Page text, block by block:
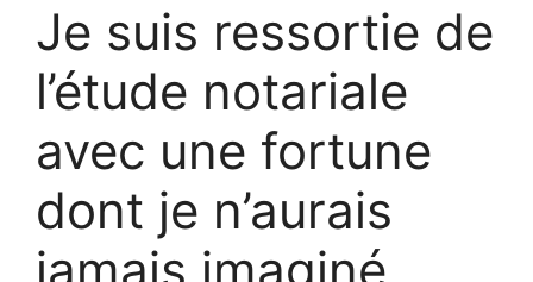
Je suis ressortie de
l’étude notariale
avec une fortune
dont je n’aurais